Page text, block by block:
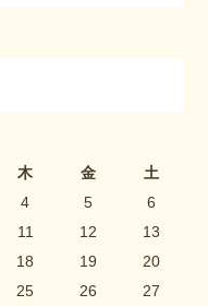
木 金
土
4 5
6
11 12
13
18 19
20
25 26 27